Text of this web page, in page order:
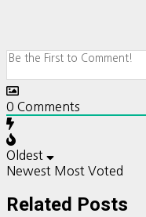
0 Comments
Oldest
Newest Most Voted
Related Posts